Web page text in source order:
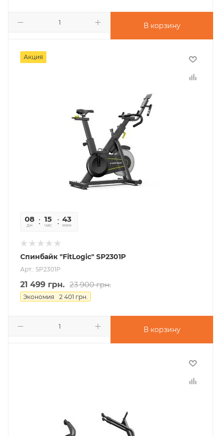
В корзину
Акция
08
дн
15
час
43
мин
Спинбайк "FitLogic" SP2301P
Арт.: SP2301P
21 499 грн. 23 900грн.
Экономия 2 401 грн.
В корзину